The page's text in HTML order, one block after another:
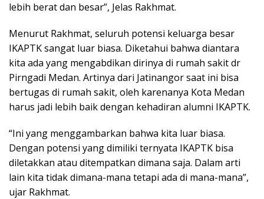
lebih berat dan besar”, Jelas Rakhmat.
Menurut Rakhmat, seluruh potensi keluarga besar
IKAPTK sangat luar biasa. Diketahui bahwa diantara
kita ada yang mengabdikan dirinya di rumah sakit dr
Pirngadi Medan. Artinya dari Jatinangor saat ini bisa
bertugas di rumah sakit, oleh karenanya Kota Medan
harus jadi lebih baik dengan kehadiran alumni IKAPTK.
“Ini yang menggambarkan bahwa kita luar biasa.
Dengan potensi yang dimiliki ternyata IKAPTK bisa
diletakkan atau ditempatkan dimana saja. Dalam arti
lain kita tidak dimana-mana tetapi ada di mana-mana”,
ujar Rakhmat.